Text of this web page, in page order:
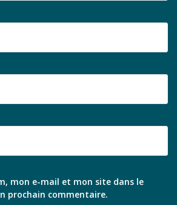
mon e-mail et mon site dans le
prochain commentaire.